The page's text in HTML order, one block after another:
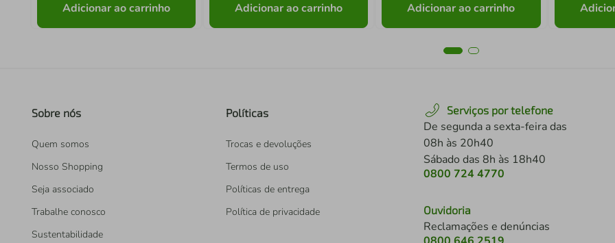
Adicionar ao carrinho Adicionar ao carrinho Adicionar ao carrinho
Sobre nós
Quem somos
Nosso Shopping
Seja associado
Trabalhe conosco
Sustentabilidade
Políticas
Trocas e devoluções
Termos de uso
Políticas de entrega
Política de privacidade
Serviços por telefone
De segunda a sexta-feira das
08h às 20h40
Sábado das 8h às 18h40
0800 724 4770
Ouvidoria
Reclamações e denúncias